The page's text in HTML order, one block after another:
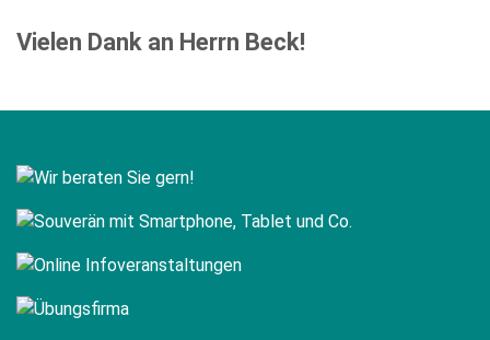
Vielen Dank an Herrn Beck!